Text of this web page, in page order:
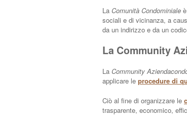
La Comunità Condominiale
sociali e di vicinanza, a
da un indirizzo e da un
La Community
La Community
applicare le procedure di
Ciò al fine di organizzare le
trasparente, economico,